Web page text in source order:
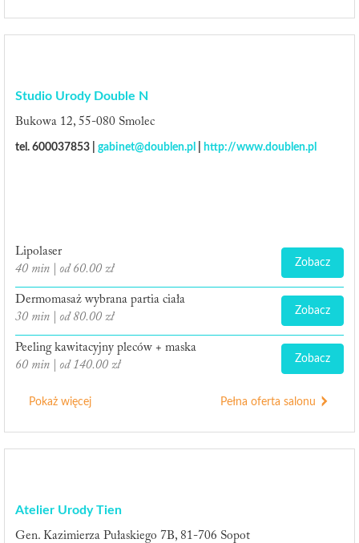
Studio Urody Double N
Bukowa 12, 55-080 Smolec
tel. 600037853 | gabinet@doublen.pl http://www.doublen.pl
Zobacz
Lipolaser
40 min | od 60.00 zł
Zobacz
Dermomasaż wybrana partia ciała
30 min | od 80.00 zł
Zobacz
Peeling kawitacyjny pleców + maska
60 min | od 140.00 zł
Pokaż więcej Pełna oferta salonu
Atelier Urody Tien
Gen. Kazimierza Pułaskiego 7B, 81-706 Sopot